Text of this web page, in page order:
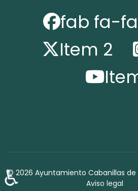
fab fa-
Item 2
© 2026 Ayuntamiento Cabanillas de
Aviso legal